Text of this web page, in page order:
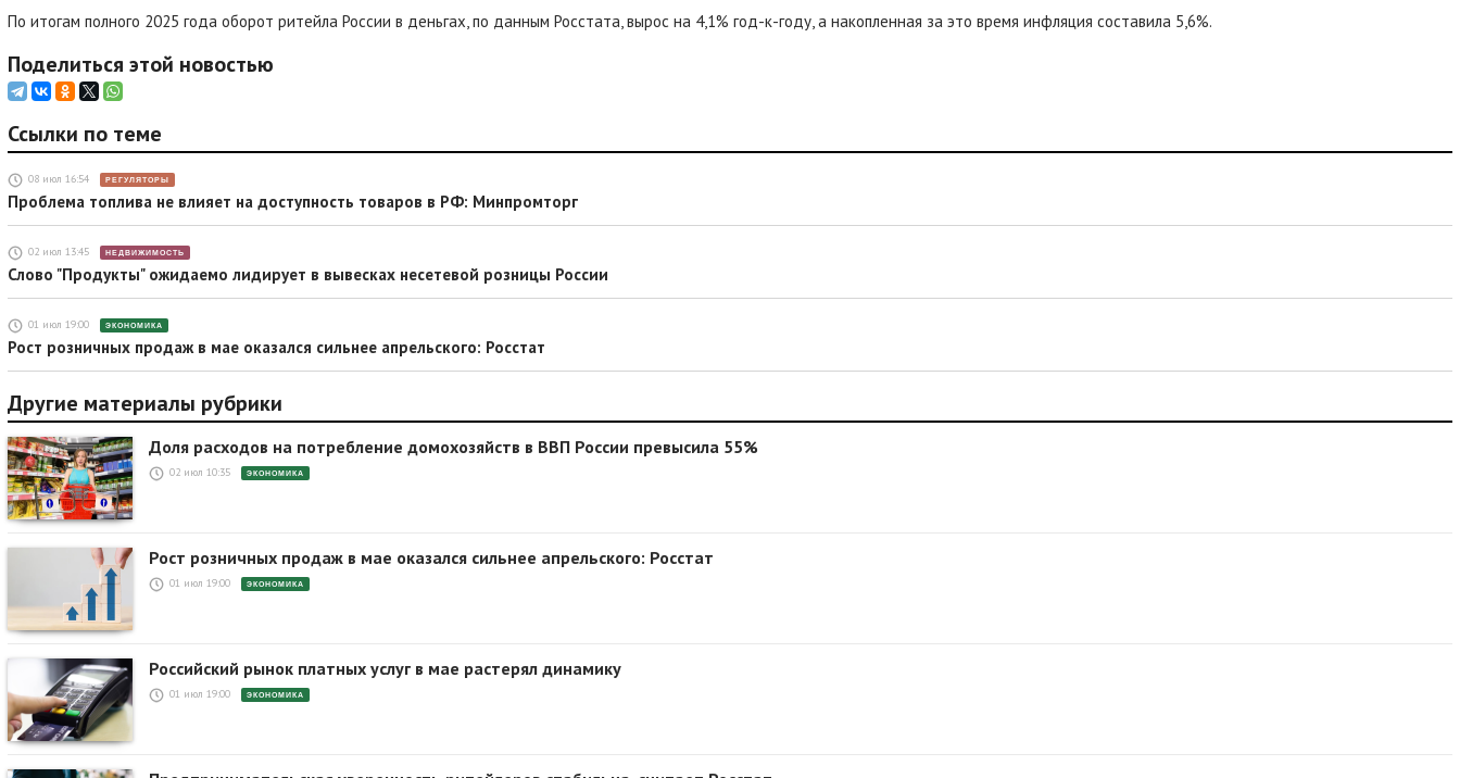
По итогам полного 2025 года оборот ритейла России в деньгах, по данным Росстата, вырос на 4,1% год-к-году, а накопленная за это время инфляция составила 5,6%.
Поделиться этой новостью
Ссылки по теме
08 июл 16:54 РЕГУЛЯТОРЫ
Проблема топлива не влияет на доступность товаров в РФ: Минпромторг
02 июл 13:45 НЕДВИЖИМОСТЬ
Слово "Продукты" ожидаемо лидирует в вывесках несетевой розницы России
01 июл 19:00 ЭКОНОМИКА
Рост розничных продаж в мае оказался сильнее апрельского: Росстат
Другие материалы рубрики
Доля расходов на потребление домохозяйств в ВВП России превысила 55%
02 июл 10:35 ЭКОНОМИКА
Рост розничных продаж в мае оказался сильнее апрельского: Росстат
01 июл 19:00 ЭКОНОМИКА
Российский рынок платных услуг в мае растерял динамику
01 июл 19:00 ЭКОНОМИКА